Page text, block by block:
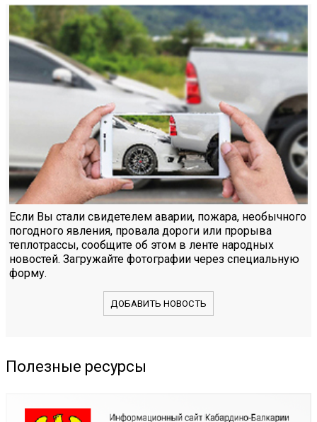
Если Вы стали свидетелем аварии, пожара, необычного
погодного явления, провала дороги или прорыва
теплотрассы, сообщите об этом в ленте народных
новостей. Загружайте фотографии через специальную
форму.
ДОБАВИТЬ НОВОСТЬ
Полезные ресурсы